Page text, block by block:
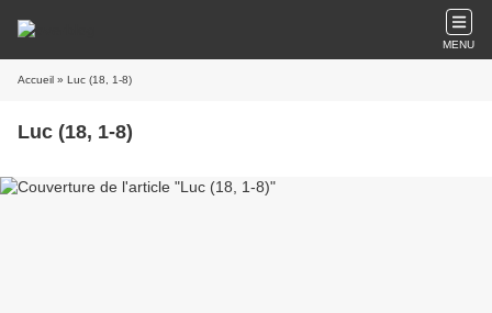
MENU
Accueil » Luc (18, 1-8)
Luc (18, 1-8)